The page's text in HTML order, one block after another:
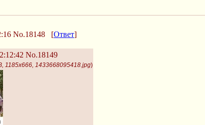
No.18148 [Ответ]
No.18149
1185x666, 1433668095418.jpg)